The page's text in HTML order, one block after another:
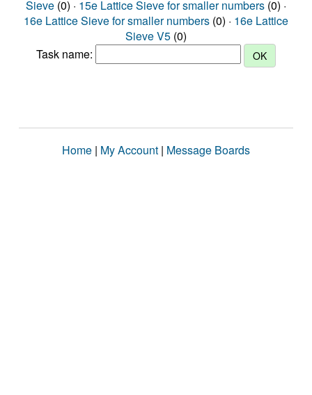
Sieve (0) · 15e Lattice Sieve for smaller numbers (0) ·
16e Lattice Sieve for smaller numbers (0) · 16e Lattice
Sieve V5 (0)
Task name:
Home | My Account | Message Boards